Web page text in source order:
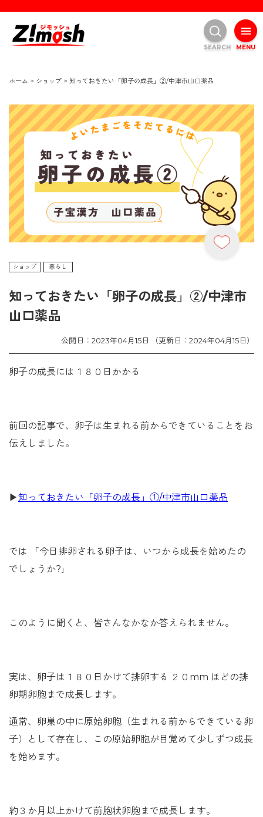
ホーム > ショップ > 知っておきたい「卵子の成長」②/中津市山口薬品
ショップ 暮らし
知っておきたい「卵子の成長」②/中津市
山口薬品
公開日：2023年04月15日 （更新日：2024年04月15日）
卵子の成長には１８０日かかる
前回の記事で、卵子は生まれる前からできていることをお
伝えしました。
▶知っておきたい「卵子の成長」①/中津市山口薬品
では 「今日排卵される卵子は、いつから成長を始めたの
でしょうか?｣
このように聞くと、皆さんなかなか答えられません。
実は、卵子は１８０日かけて排卵する ２０mm ほどの排
卵期卵胞まで成長します。
通常、卵巣の中に原始卵胞（生まれる前からできている卵
子）として存在し、この原始卵胞が目覚めて少しずつ成長
を始めます。
約３か月以上かけて前胞状卵胞まで成長します。
MENU
SEARCH